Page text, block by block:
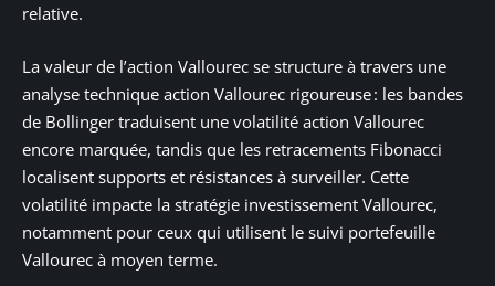
relative.
La valeur de l’action Vallourec se structure à travers une
analyse technique action Vallourec rigoureuse : les bandes
de Bollinger traduisent une volatilité action Vallourec
encore marquée, tandis que les retracements Fibonacci
localisent supports et résistances à surveiller. Cette
volatilité impacte la stratégie investissement Vallourec,
notamment pour ceux qui utilisent le suivi portefeuille
Vallourec à moyen terme.